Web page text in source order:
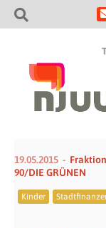
19.05.2015
90/DIE GRÜNEN
Kinder